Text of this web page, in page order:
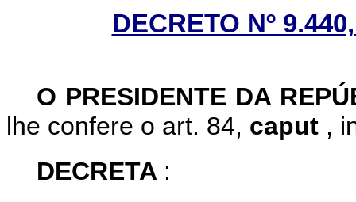
DECRETO Nº
O PRESIDENTE DA
lhe confere o art. 84, caput ,
DECRETA :